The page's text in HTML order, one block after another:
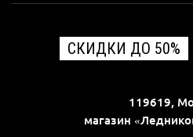
СКИДКИ ДО 50%
119619,
магазин